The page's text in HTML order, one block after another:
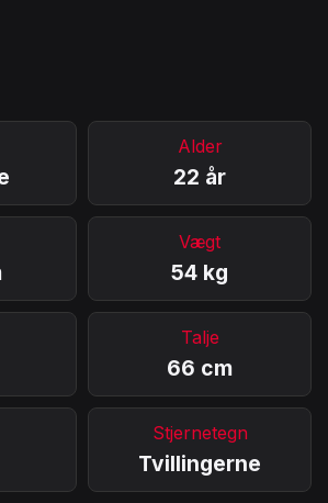
Alder
22 år
Vægt
54 kg
Talje
66 cm
Stjernetegn
Tvillingerne